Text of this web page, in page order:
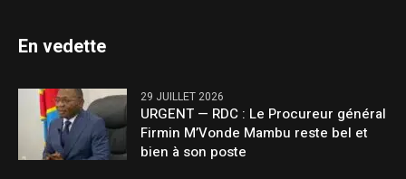
En vedette
29 JUILLET 2026
URGENT — RDC : Le Procureur général
Firmin M’Vonde Mambu reste bel et
bien à son poste